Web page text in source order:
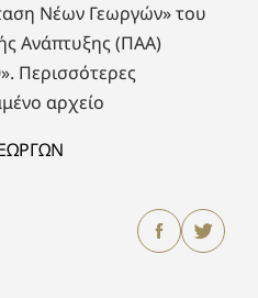
Νέων Γεωργών» του
Ανάπτυξης (ΠΑΑ)
Περισσότερες
αρχείο